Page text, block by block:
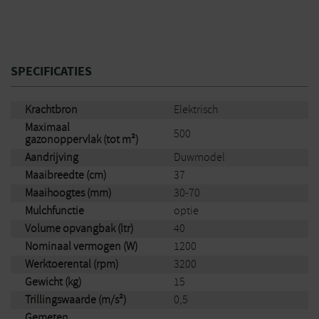
SPECIFICATIES
Krachtbron
Elektrisch
Maximaal
gazonoppervlak (tot m²)
500
Aandrijving
Duwmodel
Maaibreedte (cm)
37
Maaihoogtes (mm)
30-70
Mulchfunctie
optie
Volume opvangbak (ltr)
40
Nominaal vermogen (W)
1200
Werktoerental (rpm)
3200
Gewicht (kg)
15
Trillingswaarde (m/s²)
0,5